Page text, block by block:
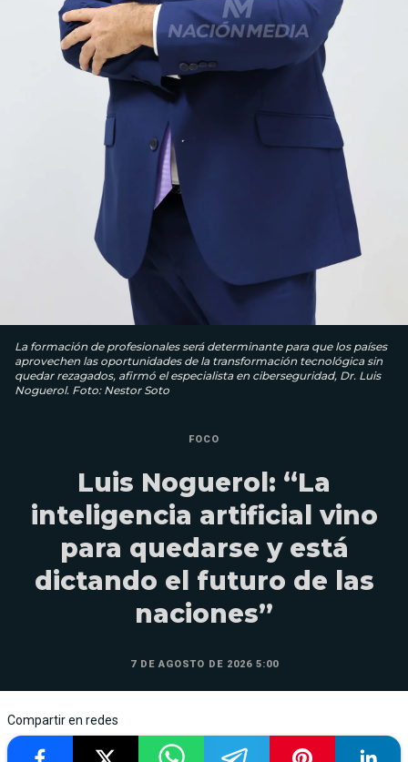
La formación de profesionales será determinante para que los países
aprovechen las oportunidades de la transformación tecnológica sin
quedar rezagados, afirmó el especialista en ciberseguridad, Dr. Luis
Noguerol. Foto: Nestor Soto
FOCO
Luis Noguerol: “La
inteligencia artificial vino
para quedarse y está
dictando el futuro de las
naciones”
7 DE AGOSTO DE 2026 5:00
Compartir en redes